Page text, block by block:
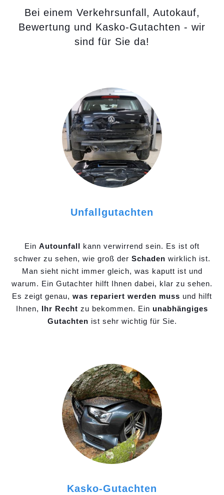
Bei einem Verkehrsunfall, Autokauf,
Bewertung und Kasko-Gutachten - wir
sind für Sie da!
Unfallgutachten
Ein Autounfall kann verwirrend sein. Es ist oft
schwer zu sehen, wie groß der Schaden wirklich ist.
Man sieht nicht immer gleich, was kaputt ist und
warum. Ein Gutachter hilft Ihnen dabei, klar zu sehen.
Es zeigt genau, was repariert werden muss und hilft
Ihnen, Ihr Recht zu bekommen. Ein unabhängiges
Gutachten ist sehr wichtig für Sie.
Kasko-Gutachten